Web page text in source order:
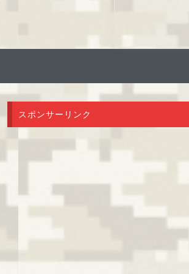
スポンサーリンク